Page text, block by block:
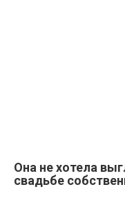
Она не хотела
свадьбе